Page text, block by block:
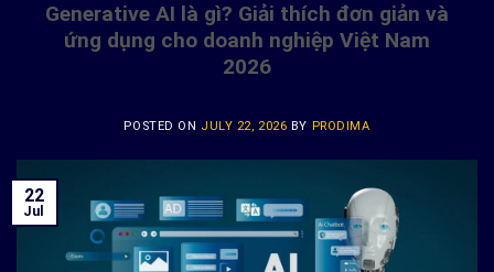
Generative AI là gì? Giải thích đơn giản và
ứng dụng cho doanh nghiệp Việt Nam
2026
POSTED ON JULY 22, 2026 BY PRODIMA
22
Jul